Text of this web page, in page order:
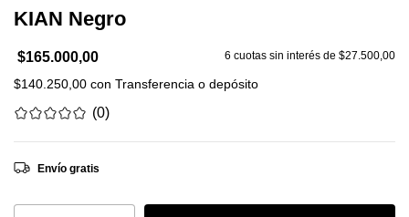
KIAN Negro
$165.000,00 6 cuotas sin interés de $27.500,00
$140.250,00 con Transferencia o depósito
(0)
Envío gratis